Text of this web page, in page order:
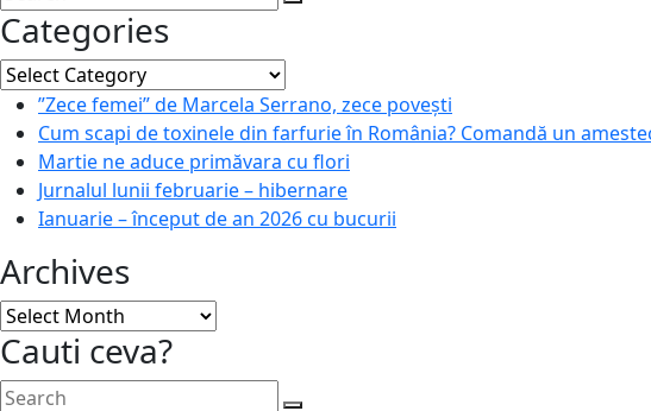
Categories
Categories
”Zece femei” de Marcela Serrano, zece povești
Cum scapi de toxinele din farfurie în România? Comandă un
Martie ne aduce primăvara cu flori
Jurnalul lunii februarie – hibernare
Ianuarie – început de an 2026 cu bucurii
Archives
Archives
Cauti ceva?